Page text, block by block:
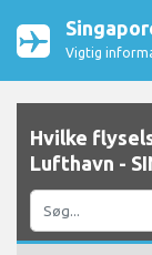
Vigtig
Hvilke
Lufthavn -